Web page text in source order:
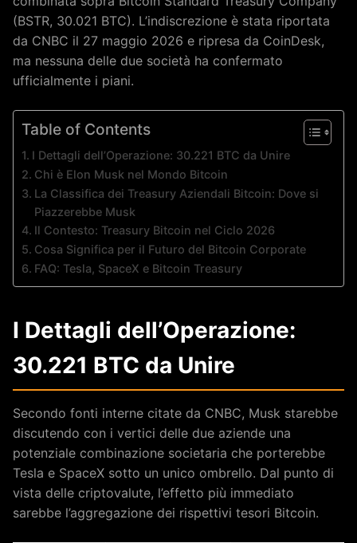
(BSTR, 30.021 BTC). L’indiscrezione è stata riportata
da CNBC il 27 maggio 2026 e ripresa da CoinDesk,
ma nessuna delle due società ha confermato
ufficialmente i piani.
Table of Contents
I Dettagli dell’Operazione: 30.221 BTC da Unire
Chi è Elon Musk nel Mondo Bitcoin
La Classifica dei Treasury Aziendali Bitcoin: Dove si
Piazzerebbe Musk
Il Contesto: Treasury Bitcoin nel Ciclo 2026
Cosa Significa per il Futuro del Bitcoin Corporate
FAQ: Tesla, SpaceX e Bitcoin Treasury
I Dettagli dell’Operazione:
30.221 BTC da Unire
Secondo fonti interne citate da CNBC, Musk starebbe
discutendo con i vertici delle due aziende una
potenziale combinazione societaria che porterebbe
Tesla e SpaceX sotto un unico ombrello. Dal punto di
vista delle criptovalute, l’effetto più immediato
sarebbe l’aggregazione dei rispettivi tesori Bitcoin.